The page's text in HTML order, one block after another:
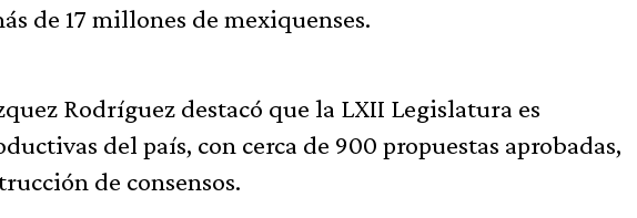
de 17 millones de mexiquenses.
Rodríguez destacó que la LXII Legislatura es
del país, con cerca de 900 propuestas aprobadas,
de consensos.